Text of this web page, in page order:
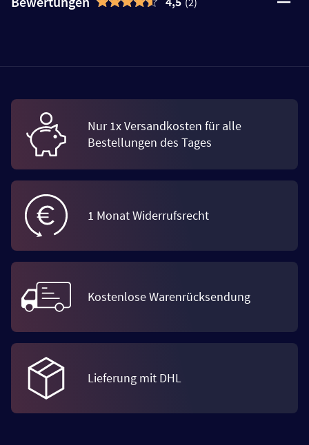
Nur 1x Versandkosten für alle
Bestellungen des Tages
1 Monat Widerrufsrecht
Kostenlose Warenrücksendung
Lieferung mit DHL